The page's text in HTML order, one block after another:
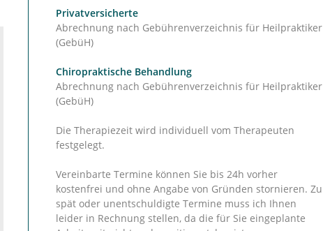
Privatversicherte
Abrechnung nach Gebührenverzeichnis für Heilpraktiker
(GebüH)
Chiropraktische Behandlung
Abrechnung nach Gebührenverzeichnis für Heilpraktiker
(GebüH)
Die Therapiezeit wird individuell vom Therapeuten
festgelegt.
Vereinbarte Termine können Sie bis 24h vorher
kostenfrei und ohne Angabe von Gründen stornieren. Zu
spät oder unentschuldigte Termine muss ich Ihnen
leider in Rechnung stellen, da die für Sie eingeplante